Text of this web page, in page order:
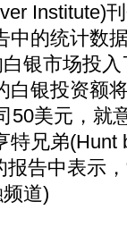
Institute)刊
的统计数
银市场投
白银投资额
50美元，就
兄弟(Hunt
告中表示
道)